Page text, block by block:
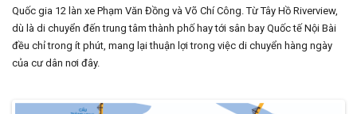
Quốc gia 12 làn xe Phạm Văn Đồng và Võ Chí Công. Từ Tây Hồ Riverview,
dù là di chuyển đến trung tâm thành phố hay tới sân bay Quốc tế Nội Bài
đều chỉ trong ít phút, mang lại thuận lợi trong việc di chuyển hàng ngày
của cư dân nơi đây.